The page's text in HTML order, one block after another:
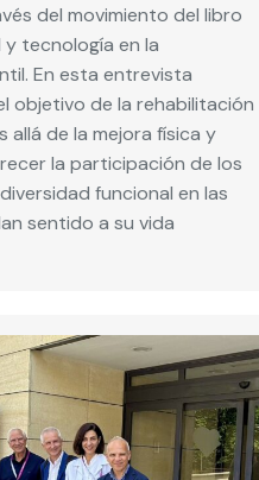
del movimiento del libro
tecnología en la
En esta entrevista
objetivo de la rehabilitación
allá de la mejora física y
la participación de los
funcional en las
sentido a su vida